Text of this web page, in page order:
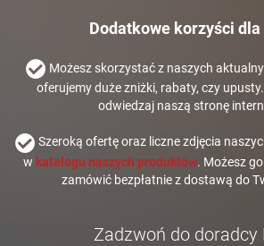
Dodatkowe korzyści
Możesz skorzystać z naszych
oferujemy duże zniżki, rabaty, czy
odwiedzaj naszą stronę
Szeroką ofertę oraz liczne zdjęcia
w katalogu naszych produktów. Możesz
zamówić bezpłatnie z dostawą do
Zadzwoń do doradcy